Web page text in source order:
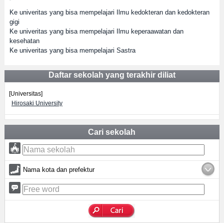
Ke univeritas yang bisa mempelajari Ilmu kedokteran dan kedokteran
gigi
Ke univeritas yang bisa mempelajari Ilmu keperaawatan dan
kesehatan
Ke univeritas yang bisa mempelajari Sastra
Daftar sekolah yang terakhir diliat
[Universitas]
Hirosaki University
Cari sekolah
Nama kota dan prefektur